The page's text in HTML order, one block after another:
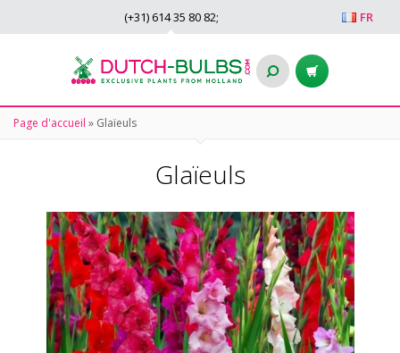
FR
(+31) 614 35 80 82;
Page d'accueil » Glaïeuls
Glaïeuls